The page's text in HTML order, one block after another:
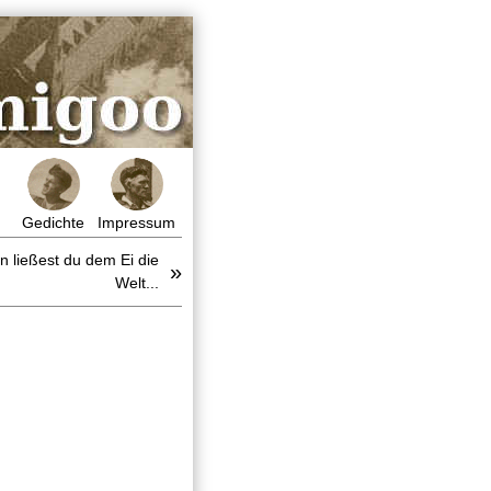
Gedichte Impressum
ließest du dem Ei die
Welt...
»